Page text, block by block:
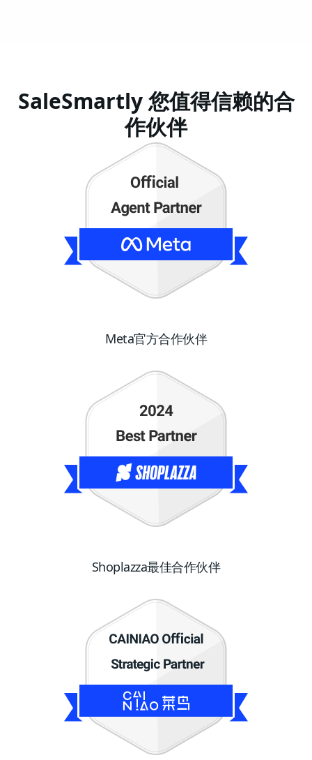
SaleSmartly 您值得信赖的合
作伙伴
Meta官方合作伙伴
Shoplazza最佳合作伙伴